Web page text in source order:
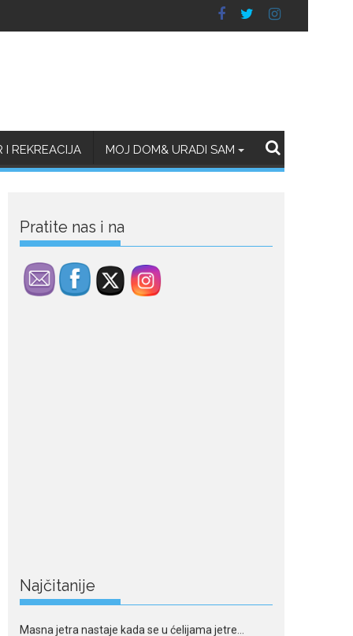
I REKREACIJA MOJ DOM& URADI SAM
Pratite nas i na
Najčitanije
Bračni par, voditelji RTCG,
Ilija Pejović i Dejana...
haljina istakla njenu
Crnogorska pjevačica Nina
Petković privukla je pažnju na...
kopačke motikom: U
paradajz i luk